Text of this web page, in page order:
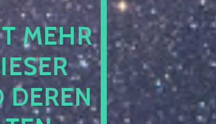
BE
NA
KI